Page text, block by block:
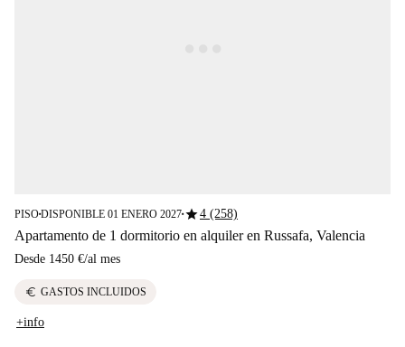
PISO■DISPONIBLE 01 ENERO 2027■star4 (258)
Apartamento de 1 dormitorio en alquiler en Russafa, Valencia
Desde 1450 €/al mes
euro GASTOS INCLUIDOS
+info